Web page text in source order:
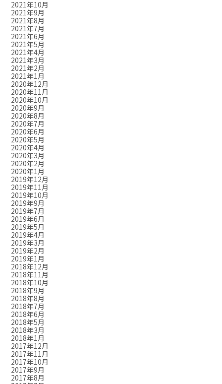
2021年10月
2021年9月
2021年8月
2021年7月
2021年6月
2021年5月
2021年4月
2021年3月
2021年2月
2021年1月
2020年12月
2020年11月
2020年10月
2020年9月
2020年8月
2020年7月
2020年6月
2020年5月
2020年4月
2020年3月
2020年2月
2020年1月
2019年12月
2019年11月
2019年10月
2019年9月
2019年7月
2019年6月
2019年5月
2019年4月
2019年3月
2019年2月
2019年1月
2018年12月
2018年11月
2018年10月
2018年9月
2018年8月
2018年7月
2018年6月
2018年5月
2018年3月
2018年1月
2017年12月
2017年11月
2017年10月
2017年9月
2017年8月